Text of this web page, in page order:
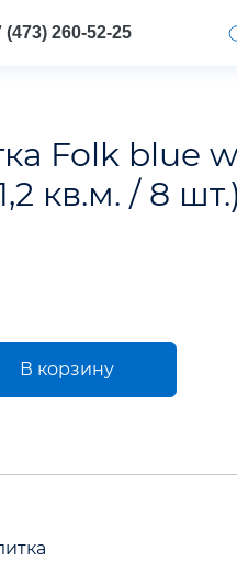
(473) 260-52-25
Folk blue
кв.м. / 8 шт.)
В корзину